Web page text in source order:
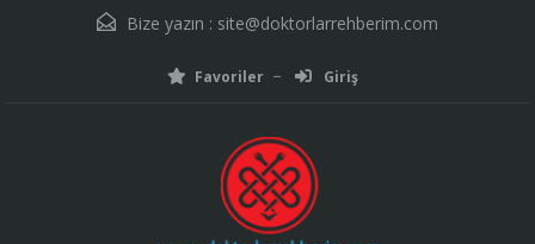
Bize yazın : site@doktorlarrehberim.com
Favoriler Giriş